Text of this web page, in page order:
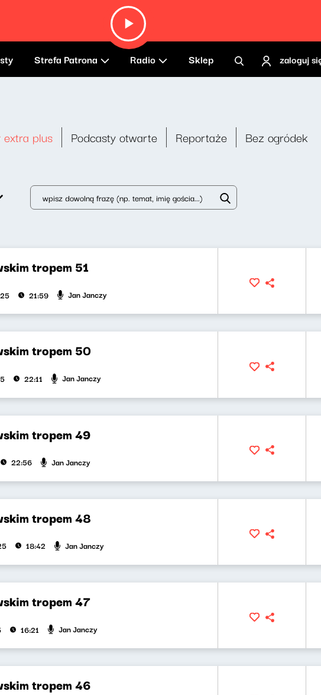
Strefa Patrona Radio Sklep zaloguj
extra plus Podcasty otwarte Reportaże Bez ogródek
tropem 51
21:59 Jan Janczy
tropem 50
22:11 Jan Janczy
tropem 49
22:56 Jan Janczy
tropem 48
18:42 Jan Janczy
tropem 47
16:21 Jan Janczy
tropem 46